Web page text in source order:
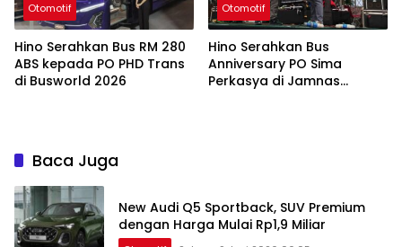
Otomotif
Hino Serahkan Bus RM 280
ABS kepada PO PHD Trans
di Busworld 2026
Otomotif
Hino Serahkan Bus
Anniversary PO Sima
Perkasya di Jamnas
Baca Juga
New Audi Q5 Sportback, SUV Premium
dengan Harga Mulai Rp1,9 Miliar